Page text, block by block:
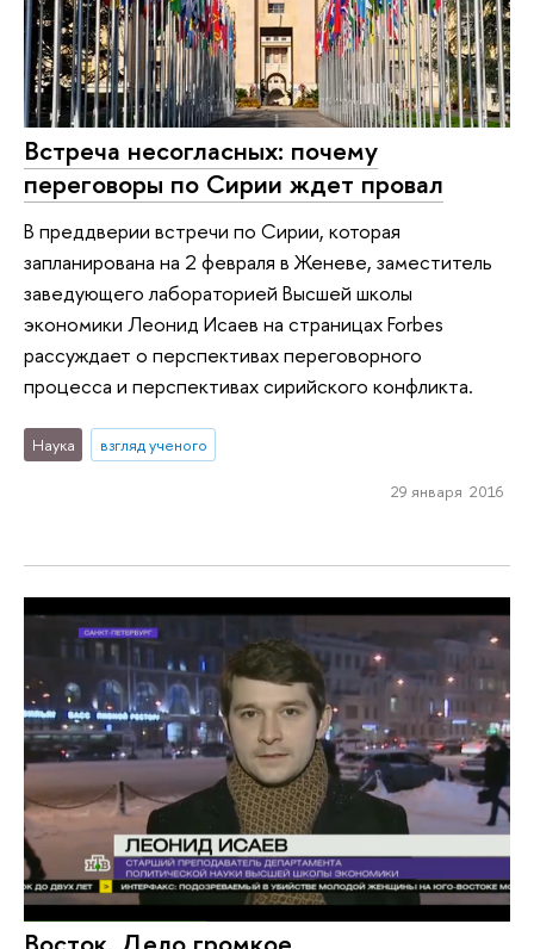
Встреча несогласных: почему
переговоры по Сирии ждет провал
В преддверии встречи по Сирии, которая
запланирована на 2 февраля в Женеве, заместитель
заведующего лабораторией Высшей школы
экономики Леонид Исаев на страницах Forbes
рассуждает о перспективах переговорного
процесса и перспективах сирийского конфликта.
Наука взгляд ученого
29 января 2016